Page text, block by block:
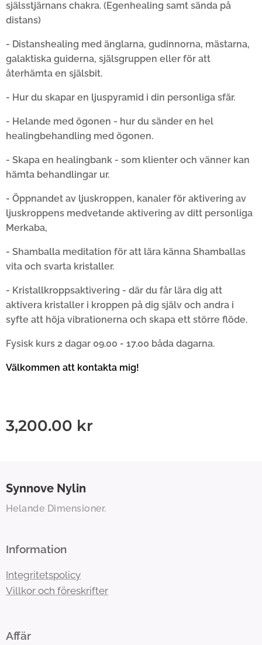
själsstjärnans chakra. (Egenhealing samt sända på
distans)
- Distanshealing med änglarna, gudinnorna, mästarna,
galaktiska guiderna, själsgruppen eller för att
återhämta en själsbit.
- Hur du skapar en ljuspyramid i din personliga sfär.
- Helande med ögonen - hur du sänder en hel
healingbehandling med ögonen.
- Skapa en healingbank - som klienter och vänner kan
hämta behandlingar ur.
- Öppnandet av ljuskroppen, kanaler för aktivering av
ljuskroppens medvetande aktivering av ditt personliga
Merkaba,
- Shamballa meditation för att lära känna Shamballas
vita och svarta kristaller.
- Kristallkroppsaktivering - där du får lära dig att
aktivera kristaller i kroppen på dig själv och andra i
syfte att höja vibrationerna och skapa ett större flöde.
Fysisk kurs 2 dagar 09.00 - 17.00 båda dagarna.
Välkommen att kontakta mig!
3,200.00 kr
Synnove Nylin
Helande Dimensioner.
Information
Integritetspolicy
Villkor och föreskrifter
Affär